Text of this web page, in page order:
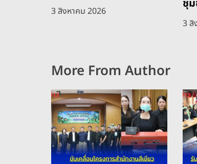
3 สิงหาคม 2026
ชุ
3 สิ
More From Author